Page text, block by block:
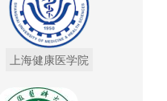
上海健康医学院